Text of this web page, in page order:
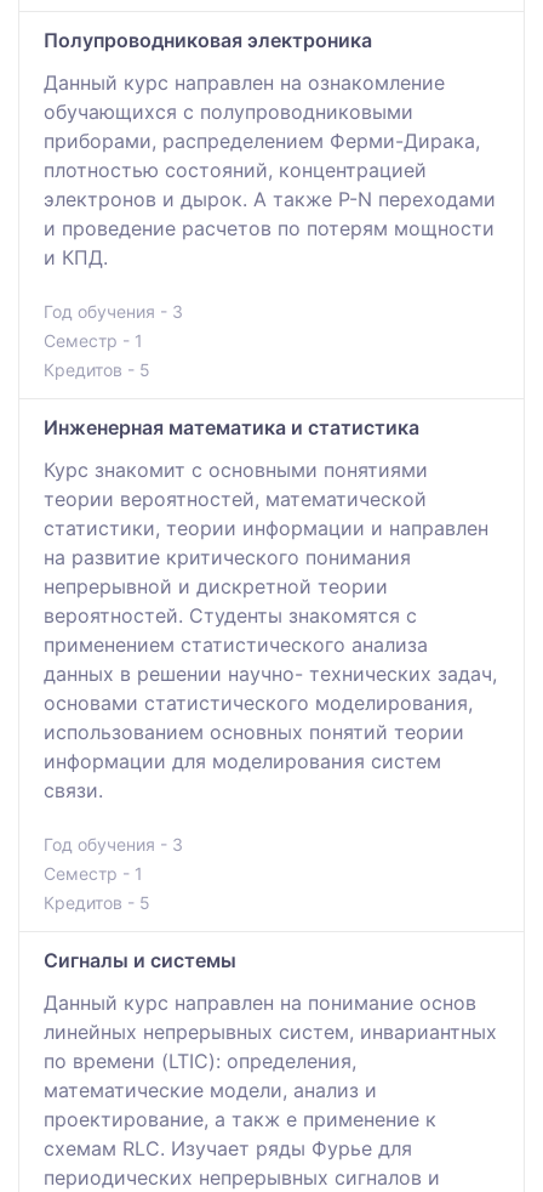
Полупроводниковая электроника
Данный курс направлен на ознакомление
обучающихся с полупроводниковыми
приборами, распределением Ферми-Дирака,
плотностью состояний, концентрацией
электронов и дырок. А также P-N переходами
и проведение расчетов по потерям мощности
и КПД.
Год обучения - 3
Семестр - 1
Кредитов - 5
Инженерная математика и статистика
Курс знакомит с основными понятиями
теории вероятностей, математической
статистики, теории информации и направлен
на развитие критического понимания
непрерывной и дискретной теории
вероятностей. Студенты знакомятся с
применением статистического анализа
данных в решении научно- технических задач,
основами статистического моделирования,
использованием основных понятий теории
информации для моделирования систем
связи.
Год обучения - 3
Семестр - 1
Кредитов - 5
Сигналы и системы
Данный курс направлен на понимание основ
линейных непрерывных систем, инвариантных
по времени (LTIC): определения,
математические модели, анализ и
проектирование, а такж е применение к
схемам RLC. Изучает ряды Фурье для
периодических непрерывных сигналов и